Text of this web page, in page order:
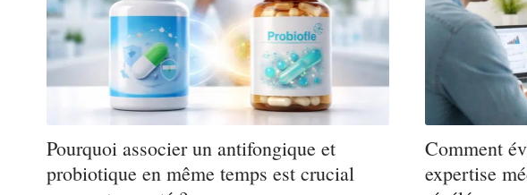
Pourquoi associer un antifongique et
probiotique en même temps est crucial
Comment
expertise